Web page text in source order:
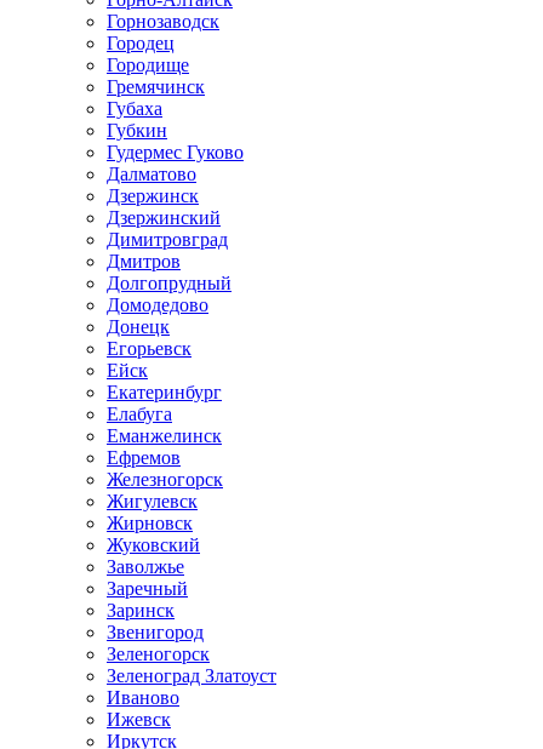
Горнозаводск
Городец
Городище
Гремячинск
Губаха
Губкин
Гудермес Гуково
Далматово
Дзержинск
Дзержинский
Димитровград
Дмитров
Долгопрудный
Домодедово
Донецк
Егорьевск
Ейск
Екатеринбург
Елабуга
Еманжелинск
Ефремов
Железногорск
Жигулевск
Жирновск
Жуковский
Заволжье
Заречный
Заринск
Звенигород
Зеленогорск
Зеленоград Златоуст
Иваново
Ижевск
Иркутск